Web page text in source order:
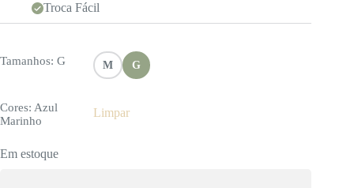
Troca Fácil
Tamanhos: G M G
Cores: Azul
Marinho
Limpar
Em estoque